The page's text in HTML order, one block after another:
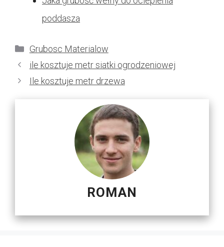
poddasza
Kategorie
Grubosc Materialow
ile kosztuje metr siatki ogrodzeniowej
Ile kosztuje metr drzewa
ROMAN